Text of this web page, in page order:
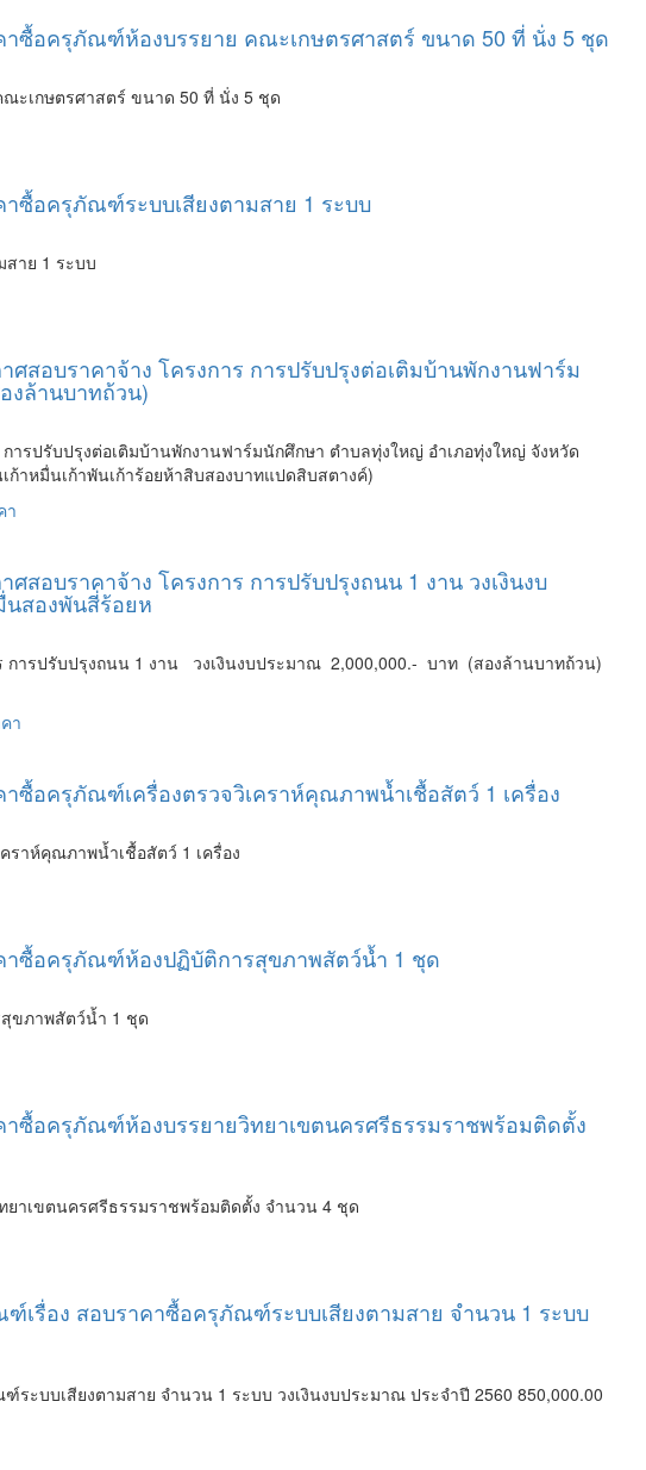
ซื้อครุภัณฑ์ห้องบรรยาย คณะเกษตรศาสตร์ ขนาด 50 ที่ นั่ง 5 ชุด
ะเกษตรศาสตร์ ขนาด 50 ที่ นั่ง 5 ชุด
ซื้อครุภัณฑ์ระบบเสียงตามสาย 1 ระบบ
าย 1 ระบบ
อบราคาจ้าง โครงการ การปรับปรุงต่อเติมบ้านพักงานฟาร์ม
งล้านบาทถ้วน)
รปรับปรุงต่อเติมบ้านพักงานฟาร์มนักศึกษา ตำบลทุ่งใหญ่ อำเภอทุ่งใหญ่ จังหวัด
หมื่นเก้าพันเก้าร้อยห้าสิบสองบาทแปดสิบสตางค์)
า
อบราคาจ้าง โครงการ การปรับปรุงถนน 1 งาน วงเงินงบ
นสองพันสี่ร้อยห
การปรับปรุงถนน 1 งาน วงเงินงบประมาณ 2,000,000.- บาท (สองล้านบาทถ้วน)
า
ซื้อครุภัณฑ์เครื่องตรวจวิเคราห์คุณภาพน้ำเชื้อสัตว์ 1 เครื่อง
าห์คุณภาพน้ำเชื้อสัตว์ 1 เครื่อง
าซื้อครุภัณฑ์ห้องปฏิบัติการสุขภาพสัตว์น้ำ 1 ชุด
ขภาพสัตว์น้ำ 1 ชุด
ซื้อครุภัณฑ์ห้องบรรยายวิทยาเขตนครศรีธรรมราชพร้อมติดตั้ง
าเขตนครศรีธรรมราชพร้อมติดตั้ง จำนวน 4 ชุด
เรื่อง สอบราคาซื้อครุภัณฑ์ระบบเสียงตามสาย จำนวน 1 ระบบ
บบเสียงตามสาย จำนวน 1 ระบบ วงเงินงบประมาณ ประจำปี 2560 850,000.00